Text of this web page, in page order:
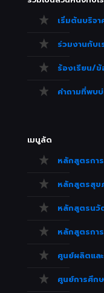
เริ่มต้นบริจา
ร่วมงานกับเ
ร้องเรียน/ข้
คำถามที่พบ
เมนูลัด
หลักสูตรกา
หลักสูตรสุข
หลักสูตรน
หลักสูตรกา
ศูนย์ผลิตแล
ศูนย์การศึก